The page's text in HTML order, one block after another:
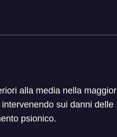
alla media nella maggior
sui danni delle
psionico.